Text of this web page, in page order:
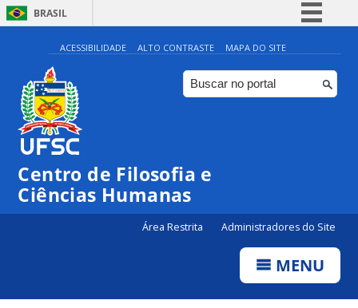
BRASIL
Simplifique!
Comunica BR
Participe
ACESSIBILIDADE ALTO CONTRASTE MAPA DO SITE
Centro de Filosofia e
Ciências Humanas
Área Restrita Administradores do Site
MENU